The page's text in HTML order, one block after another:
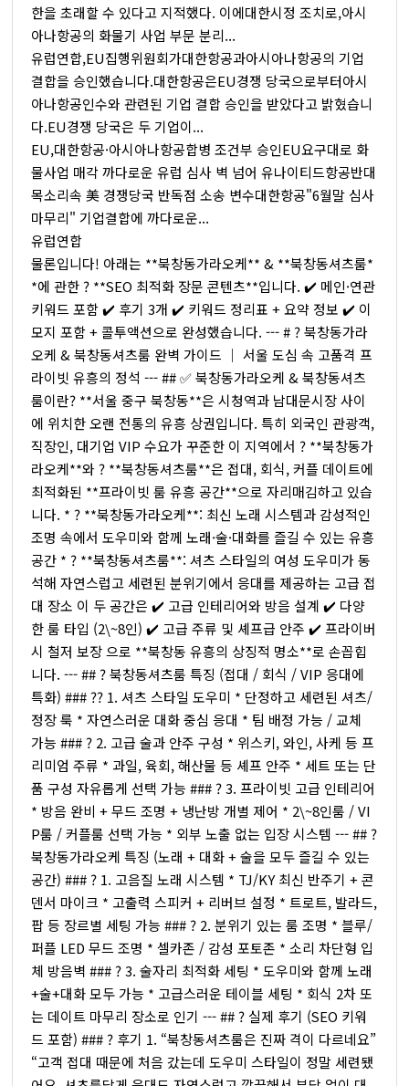
한을 초래할 수 있다고 지적했다. 이에대한시정 조치로,아시
아나항공의 화물기 사업 부문 분리...
유럽연합,EU집행위원회가대한항공과아시아나항공의 기업
결합을 승인했습니다.대한항공은EU경쟁 당국으로부터아시
아나항공인수와 관련된 기업 결합 승인을 받았다고 밝혔습니
다.EU경쟁 당국은 두 기업이...
EU,대한항공·아시아나항공합병 조건부 승인EU요구대로 화
물사업 매각 까다로운 유럽 심사 벽 넘어 유나이티드항공반대
목소리속 美 경쟁당국 반독점 소송 변수대한항공"6월말 심사
마무리" 기업결합에 까다로운...
유럽연합
물론입니다! 아래는 **북창동가라오케** & **북창동셔츠룸*
*에 관한 ? **SEO 최적화 장문 콘텐츠**입니다. ✔️ 메인·연관
키워드 포함 ✔️ 후기 3개 ✔️ 키워드 정리표 + 요약 정보 ✔️ 이
모지 포함 + 콜투액션으로 완성했습니다. --- # ? 북창동가라
오케 & 북창동셔츠룸 완벽 가이드 │ 서울 도심 속 고품격 프
라이빗 유흥의 정석 --- ## ✅ 북창동가라오케 & 북창동셔츠
룸이란? **서울 중구 북창동**은 시청역과 남대문시장 사이
에 위치한 오랜 전통의 유흥 상권입니다. 특히 외국인 관광객,
직장인, 대기업 VIP 수요가 꾸준한 이 지역에서 ? **북창동가
라오케**와 ? **북창동셔츠룸**은 접대, 회식, 커플 데이트에
최적화된 **프라이빗 룸 유흥 공간**으로 자리매김하고 있습
니다. * ? **북창동가라오케**: 최신 노래 시스템과 감성적인
조명 속에서 도우미와 함께 노래·술·대화를 즐길 수 있는 유흥
공간 * ? **북창동셔츠룸**: 셔츠 스타일의 여성 도우미가 동
석해 자연스럽고 세련된 분위기에서 응대를 제공하는 고급 접
대 장소 이 두 공간은 ✔️ 고급 인테리어와 방음 설계 ✔️ 다양
한 룸 타입 (2\~8인) ✔️ 고급 주류 및 셰프급 안주 ✔️ 프라이버
시 철저 보장 으로 **북창동 유흥의 상징적 명소**로 손꼽힙
니다. --- ## ? 북창동셔츠룸 특징 (접대 / 회식 / VIP 응대에
특화) ### ?‍? 1. 셔츠 스타일 도우미 * 단정하고 세련된 셔츠/
정장 룩 * 자연스러운 대화 중심 응대 * 팀 배정 가능 / 교체
가능 ### ? 2. 고급 술과 안주 구성 * 위스키, 와인, 사케 등 프
리미엄 주류 * 과일, 육회, 해산물 등 셰프 안주 * 세트 또는 단
품 구성 자유롭게 선택 가능 ### ?️ 3. 프라이빗 고급 인테리어
* 방음 완비 + 무드 조명 + 냉난방 개별 제어 * 2\~8인룸 / VI
P룸 / 커플룸 선택 가능 * 외부 노출 없는 입장 시스템 --- ## ?
북창동가라오케 특징 (노래 + 대화 + 술을 모두 즐길 수 있는
공간) ### ? 1. 고음질 노래 시스템 * TJ/KY 최신 반주기 + 콘
덴서 마이크 * 고출력 스피커 + 리버브 설정 * 트로트, 발라드,
팝 등 장르별 세팅 가능 ### ? 2. 분위기 있는 룸 조명 * 블루/
퍼플 LED 무드 조명 * 셀카존 / 감성 포토존 * 소리 차단형 입
체 방음벽 ### ?️ 3. 술자리 최적화 세팅 * 도우미와 함께 노래
+술+대화 모두 가능 * 고급스러운 테이블 세팅 * 회식 2차 또
는 데이트 마무리 장소로 인기 --- ## ? 실제 후기 (SEO 키워
드 포함) ### ?️ 후기 1. “북창동셔츠룸은 진짜 격이 다르네요”
“고객 접대 때문에 처음 갔는데 도우미 스타일이 정말 세련됐